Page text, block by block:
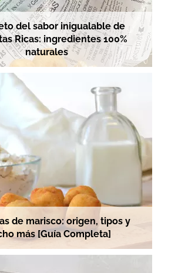
del sabor inigualable de
Ricas: ingredientes 100%
naturales
de marisco: origen, tipos y
más [Guía Completa]